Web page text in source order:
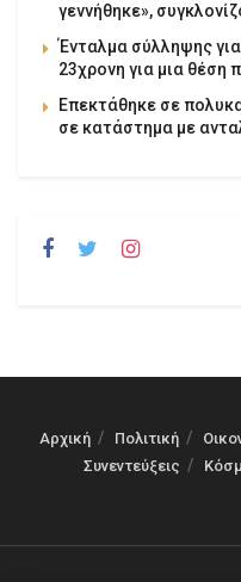
γεννήθηκε»,
Ένταλμα σύλληψης
23χρονη για μια θέση
Επεκτάθηκε σε
σε κατάστημα με
Αρχική Πολιτική
Συνεντεύξεις